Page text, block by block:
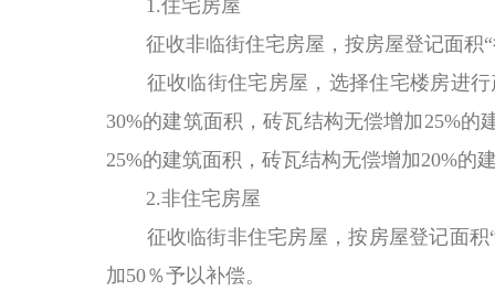
1.住宅房屋
征收非临街住宅房屋，按房屋登记面积
征收临街住宅房屋，选择住宅楼房进
30%的建筑面积，砖瓦结构无偿增加25%
25%的建筑面积，砖瓦结构无偿增加20%的
2.非住宅房屋
征收临街非住宅房屋，按房屋登记面积
加50％予以补偿。